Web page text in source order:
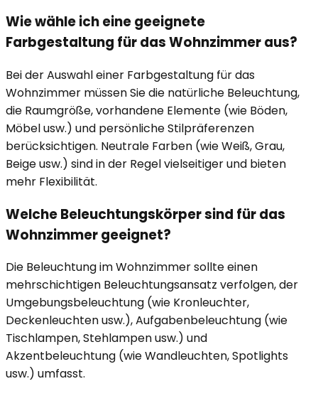
Wie wähle ich eine geeignete
Farbgestaltung für das Wohnzimmer aus?
Bei der Auswahl einer Farbgestaltung für das
Wohnzimmer müssen Sie die natürliche Beleuchtung,
die Raumgröße, vorhandene Elemente (wie Böden,
Möbel usw.) und persönliche Stilpräferenzen
berücksichtigen. Neutrale Farben (wie Weiß, Grau,
Beige usw.) sind in der Regel vielseitiger und bieten
mehr Flexibilität.
Welche Beleuchtungskörper sind für das
Wohnzimmer geeignet?
Die Beleuchtung im Wohnzimmer sollte einen
mehrschichtigen Beleuchtungsansatz verfolgen, der
Umgebungsbeleuchtung (wie Kronleuchter,
Deckenleuchten usw.), Aufgabenbeleuchtung (wie
Tischlampen, Stehlampen usw.) und
Akzentbeleuchtung (wie Wandleuchten, Spotlights
usw.) umfasst.